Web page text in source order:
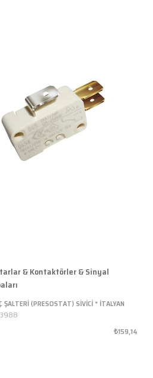
& Kontaktörler & Sinyal
ŞALTERİ (PRESOSTAT) SİVİCİ * İTALYAN
3988
₺159,14